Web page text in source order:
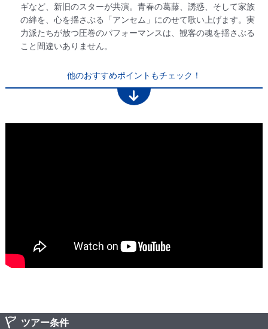
ギなど、新旧のスターが共演。青春の葛藤、誘惑、そして家族
の絆を、心を揺さぶる「アンセム」にのせて歌い上げます。実
力派たちが放つ圧巻のパフォーマンスは、観客の魂を揺さぶる
こと間違いありません。
他のおすすめポイントもチェック！
ツアー条件